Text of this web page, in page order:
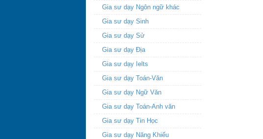
Gia sư dạy Ngôn ngữ khác
Gia sư dạy Sinh
Gia sư dạy Sử
Gia sư dạy Địa
Gia sư dạy Ielts
Gia sư dạy Toán-Văn
Gia sư dạy Ngữ Văn
Gia sư dạy Toán-Anh văn
Gia sư dạy Tin Học
Gia sư dạy Năng Khiếu